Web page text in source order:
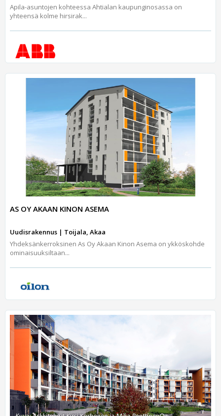
Apila-asuntojen kohteessa Ahtialan kaupunginosassa on
yhteensä kolme hirsirak...
AS OY AKAAN KINON ASEMA
Uudisrakennus | Toijala, Akaa
Yhdeksänkerroksinen As Oy Akaan Kinon Asema on ykköskohde
ominaisuuksiltaan...